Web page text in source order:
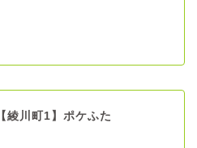
【綾川町1】ポケふた